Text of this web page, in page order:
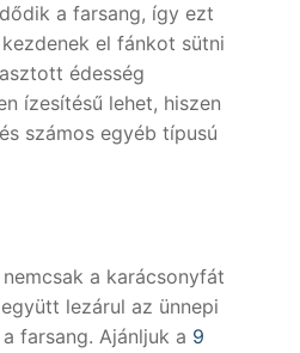
a farsang, így ezt
el fánkot sütni
édesség
ízesítésű lehet, hiszen
számos egyéb típusú
a karácsonyfát
lezárul az ünnepi
farsang. Ajánljuk a 9